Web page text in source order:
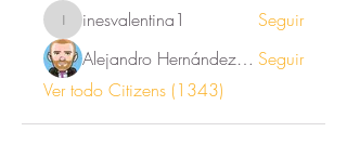
inesvalentina1
inesvalentina1
Seguir
Alejandro Hernández Renner Seguir
Ver todo Citizens (1343)